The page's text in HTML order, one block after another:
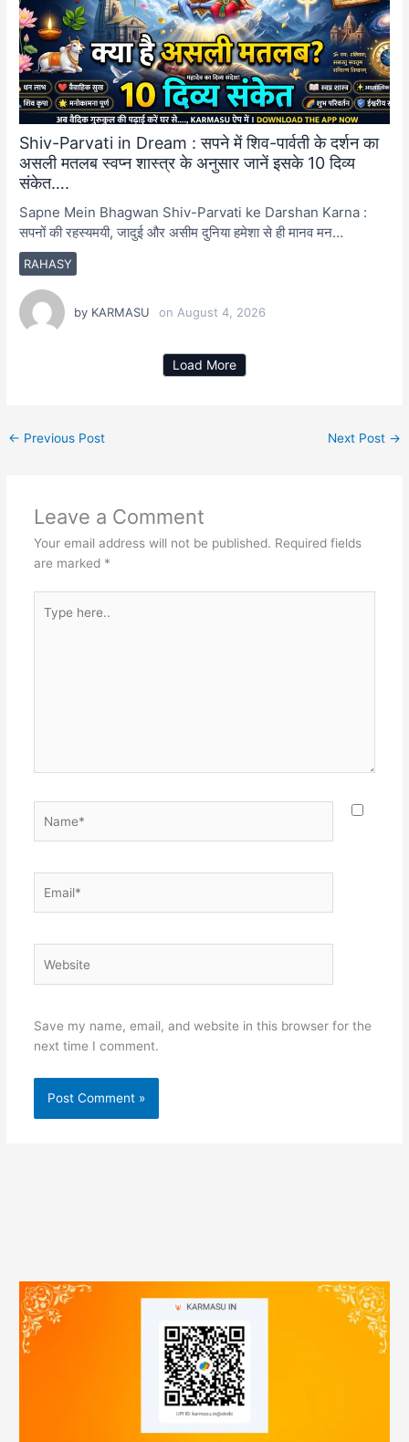
Shiv-Parvati in Dream : सपने में शिव-पार्वती के दर्शन का
असली मतलब स्वप्न शास्त्र के अनुसार जानें इसके 10 दिव्य
संकेत….
RAHASY
Sapne Mein Bhagwan Shiv-Parvati ke Darshan Karna :
सपनों की रहस्यमयी, जादुई और असीम दुनिया हमेशा से ही मानव मन…
by KARMASU on August 4, 2026
Load More
← Previous Post Next Post →
Leave a Comment
Your email address will not be published. Required fields
are marked *
here..
Save my name, email, and website in this browser for the
next time I comment.